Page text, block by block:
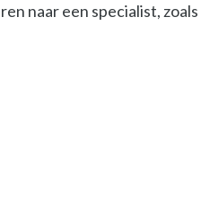
naar een specialist,